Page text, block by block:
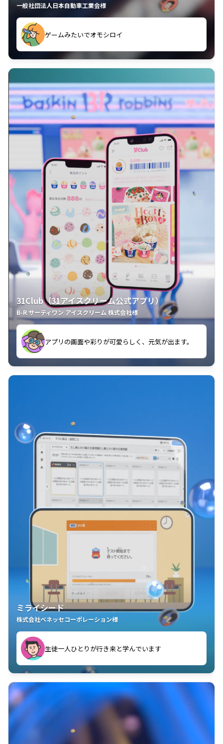
一般社団法人日本自動車工業会様
ゲームみたいでオモシロイ
久々のモーターショーがアプリでもっと楽しめました
31Club（31アイスクリーム公式アプリ）
B-R サーティワン アイスクリーム 株式会社様
アプリの画面や彩りが可愛らしく、元気が出ます。
クラスごとに特典があるようなので使うのが楽しいで
す。
ミライシード
株式会社ベネッセコーポレーション様
生徒一人ひとりが行き来と学んでいます
教室中の児童生徒が「問題が解けてうれしい」「解く
ことが楽しい」を実感しています